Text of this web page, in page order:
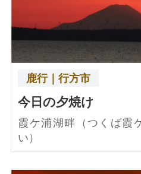
鹿行｜行方市
今日の夕焼け
霞ケ浦湖畔（つくば霞
い）